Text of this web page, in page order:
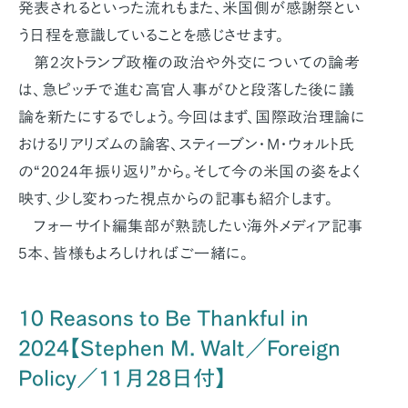
発表されるといった流れもまた、米国側が感謝祭とい
う日程を意識していることを感じさせます。
第2次トランプ政権の政治や外交についての論考
は、急ピッチで進む高官人事がひと段落した後に議
論を新たにするでしょう。今回はまず、国際政治理論に
おけるリアリズムの論客、スティーブン・M・ウォルト氏
の“2024年振り返り”から。そして今の米国の姿をよく
映す、少し変わった視点からの記事も紹介します。
フォーサイト編集部が熟読したい海外メディア記事
5本、皆様もよろしければご一緒に。
10 Reasons to Be Thankful in
2024【Stephen M. Walt／Foreign
Policy／11月28日付】